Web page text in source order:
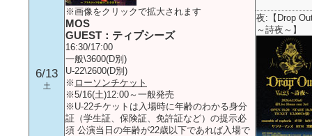
6/13
土
※画像をクリックで拡大されます
MOS
GUEST：ティプシーズ
16:30/17:00
一般\3600(D別)
U-22\2600(D別)
※ ローソンチケット
※5/16(土)12:00～一般発売
※U-22チケットは入場時に年齢のわかる身分
証（学生証、保険証、免許証など）の提示必
須 公演当日の年齢が22歳以下であれば入場で
夜:【Drop
～詩夜～】